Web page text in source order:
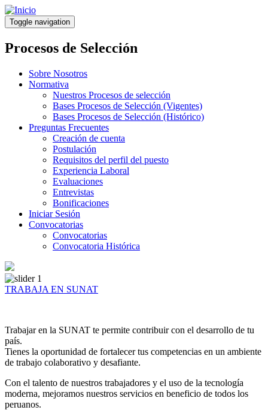
Pasar
al
contenido
principal
Toggle navigation
Procesos de Selección
Sobre Nosotros
Normativa
Nuestros Procesos de selección
Bases Procesos de Selección (Vigentes)
Bases Procesos de Selección (Histórico)
Preguntas Frecuentes
Creación de cuenta
Postulación
Requisitos del perfil del puesto
Experiencia Laboral
Evaluaciones
Entrevistas
Bonificaciones
Iniciar Sesión
Convocatorias
Convocatorias
Convocatoria Histórica
TRABAJA EN SUNAT
Trabajar en la SUNAT te permite contribuir con el desarrollo de tu
país.
Tienes la oportunidad de fortalecer tus competencias en un ambiente
de trabajo colaborativo y desafiante.
Con el talento de nuestros trabajadores y el uso de la tecnología
moderna, mejoramos nuestros servicios en beneficio de todos los
peruanos.